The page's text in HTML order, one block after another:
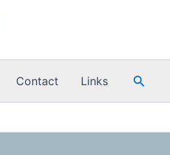
Contact Links Zoeken